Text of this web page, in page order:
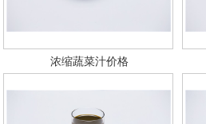
浓缩蔬菜汁价格